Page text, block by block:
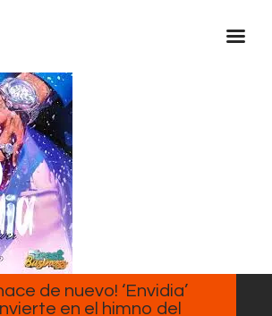
FM
La APP
de nuevo! ‘Envidia’
en el himno del